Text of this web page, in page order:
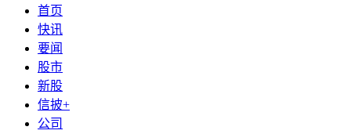
首页
快讯
要闻
股市
新股
信披+
公司